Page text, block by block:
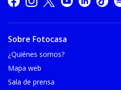
Sobre Fotocasa
¿Quiénes somos?
Mapa web
Sala de prensa